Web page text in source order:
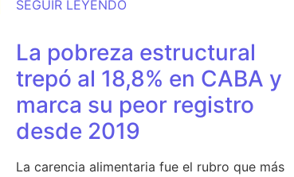
SEGUIR LEYENDO
La pobreza estructural
trepó al 18,8% en CABA y
marca su peor registro
desde 2019
La carencia alimentaria fue el rubro que más